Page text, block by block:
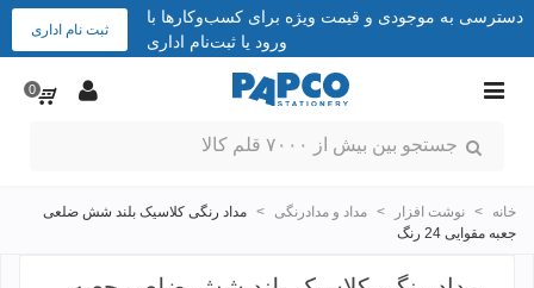
دسترسی به موجودی و قیمت ویژه برای کسب‌وکارها با
ورود یا ثبت‌نام اداری
ثبت نام اداری
0
خانه > نوشت افزار > مداد و مدادرنگی > مداد رنگی کلاسیک بلند شش ضلعی
جعبه مقوایی 24 رنگ